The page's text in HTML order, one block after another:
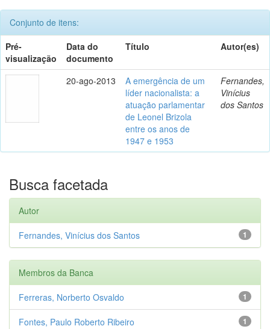
Conjunto de itens:
Pré-
visualização
Data do
documento
Título Autor(es)
20-ago-2013
A emergência de um
líder nacionalista: a
atuação parlamentar
de Leonel Brizola
entre os anos de
1947 e 1953
Fernandes,
Vinícius
dos Santos
Busca facetada
Autor
1
Fernandes, Vinícius dos Santos
Membros da Banca
1
Ferreras, Norberto Osvaldo
1
Fontes, Paulo Roberto Ribeiro